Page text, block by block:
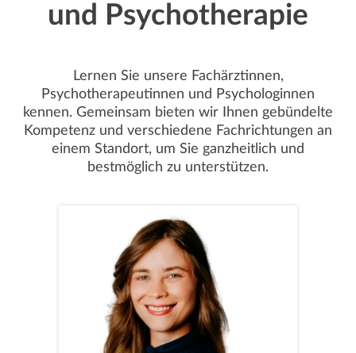
und Psychotherapie
Lernen Sie unsere Fachärztinnen,
Psychotherapeutinnen und Psychologinnen
kennen. Gemeinsam bieten wir Ihnen gebündelte
Kompetenz und verschiedene Fachrichtungen an
einem Standort, um Sie ganzheitlich und
bestmöglich zu unterstützen.